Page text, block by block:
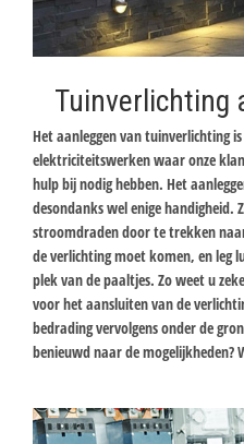
Tuinverlichting
Het aanleggen van tuinverlichting
elektriciteitswerken waar onze
hulp bij nodig hebben. Het
desondanks wel enige handigheid.
stroomdraden door te trekken
de verlichting moet komen, en leg
plek van de paaltjes. Zo weet u
voor het aansluiten van de
bedrading vervolgens onder de
benieuwd naar de mogelijkheden?